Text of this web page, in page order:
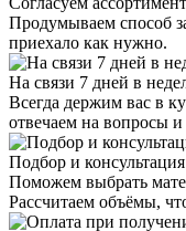
Продумываем способ
приехало как нужно.
На связи 7 дней в
Всегда держим вас в
отвечаем на вопросы
Подбор и консультация
Поможем выбрать
Рассчитаем объёмы,